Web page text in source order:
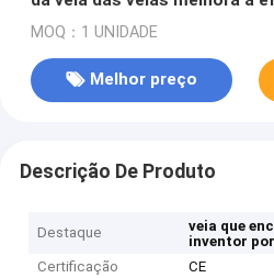
MOQ：1 UNIDADE
Melhor preço
Descrição De Produto
Destaque veia que
inventor
Certificação
CE